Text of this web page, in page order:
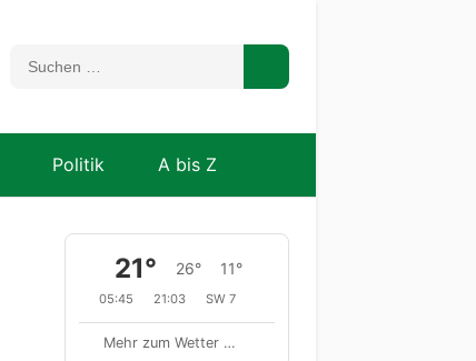
Politik A bis Z
21° 26° 11°
05:45 21:03 SW 7
Mehr zum Wetter …